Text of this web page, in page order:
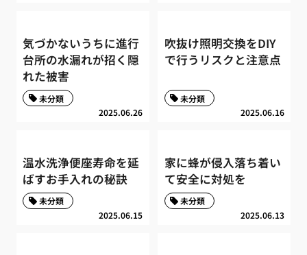
気づかないうちに進行
台所の水漏れが招く隠
れた被害
2025.06.26
未分類
吹抜け照明交換をDIY
で行うリスクと注意点
2025.06.16
未分類
温水洗浄便座寿命を延
ばすお手入れの秘訣
2025.06.15
未分類
家に蜂が侵入落ち着い
て安全に対処を
2025.06.13
未分類